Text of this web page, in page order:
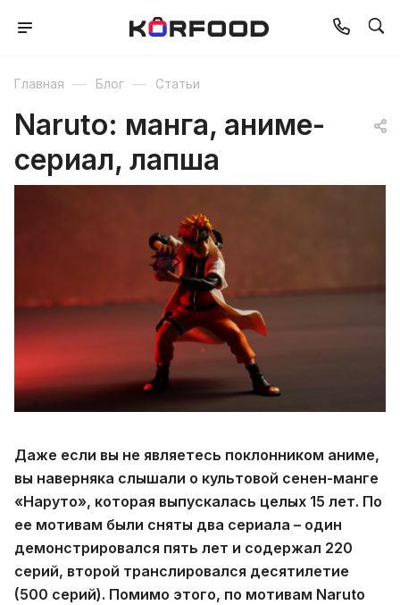
Главная — Блог — Статьи
Naruto: манга, аниме-
сериал, лапша
Даже если вы не являетесь поклонником аниме,
вы наверняка слышали о культовой сенен-манге
«Наруто», которая выпускалась целых 15 лет. По
ее мотивам были сняты два сериала – один
демонстрировался пять лет и содержал 220
серий, второй транслировался десятилетие
(500 серий). Помимо этого, по мотивам Naruto